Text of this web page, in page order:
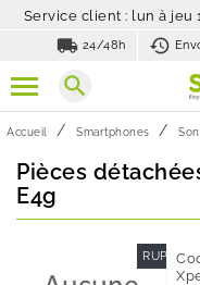
Service client : lun à jeu
local_shipping 24/48h
search
Accueil Smartphones
Pièces
E4g